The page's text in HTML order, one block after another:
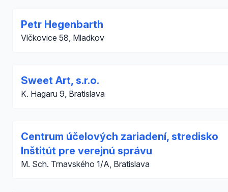
Petr Hegenbarth
Vlčkovice 58, Mladkov
Sweet Art, s.r.o.
K. Hagaru 9, Bratislava
Centrum účelových zariadení, stredisko
Inštitút pre verejnú správu
M. Sch. Trnavského 1/A, Bratislava